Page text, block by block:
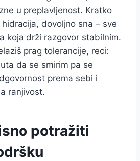
u preplavljenost. Kratko
dovoljno sna – sve
koja drži razgovor stabilnim.
prag tolerancije, reci:
da se smirim pa se
prema sebi i
ranjivost.
potražiti